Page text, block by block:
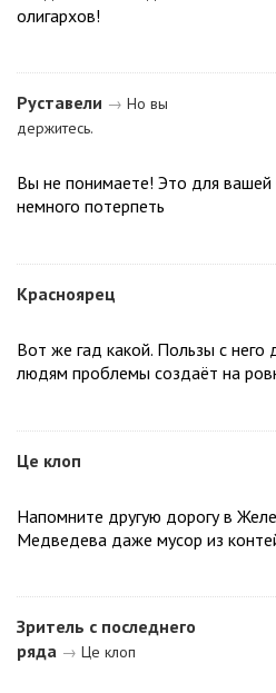
олигархов!
Руставели → Но вы
держитесь.
Вы не понимаете! Это для вашей
немного потерпеть
Красноярец
Вот же гад какой. Пользы с него
людям проблемы создаёт на
Це клоп
Напомните другую дорогу в
Медведева даже мусор из
Зритель с последнего
ряда → Це клоп